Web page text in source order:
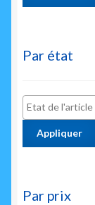
Par état
Appliquer
Par prix